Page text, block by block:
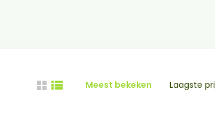
Meest bekeken Laagste